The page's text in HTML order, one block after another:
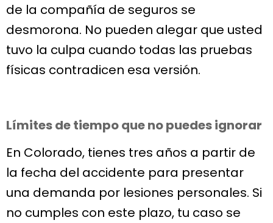
de la compañía de seguros se
desmorona. No pueden alegar que usted
tuvo la culpa cuando todas las pruebas
físicas contradicen esa versión.
Límites de tiempo que no puedes ignorar
En Colorado, tienes tres años a partir de
la fecha del accidente para presentar
una demanda por lesiones personales. Si
no cumples con este plazo, tu caso se